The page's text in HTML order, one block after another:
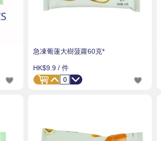
急凍葡蓮大樹菠蘿60克*
HK$9.9 / 件